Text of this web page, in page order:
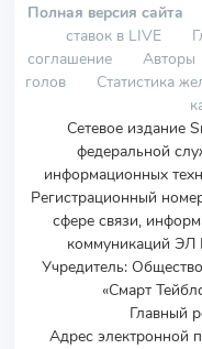
Полная версия сайта
ставок в LIVE
соглашение
Авторы
голов
Статистика
Сетевое издание
федеральной
информационных
Регистрационный
сфере связи,
коммуникаций
Учредитель:
«Смарт
Главный
Адрес электронной